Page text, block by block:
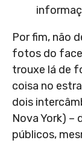
Por fim, não
fotos do
trouxe lá de
coisa no
dois
Nova York) –
públicos,